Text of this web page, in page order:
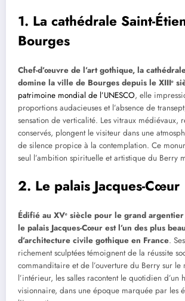
1. La cathédrale Saint-
Bourges
Chef-d’œuvre de l’art gothique, la
domine la ville de Bourges depuis le XIIIᵉ
patrimoine mondial de l’UNESCO, elle
proportions audacieuses et l’absence de
sensation de verticalité. Les vitraux médiévaux,
conservés, plongent le visiteur dans une
de silence propice à la contemplation. Ce
seul l’ambition spirituelle et artistique du Berry
2. Le palais Jacques-Cœur
Édifié au XVᵉ siècle pour le grand
le palais Jacques-Cœur est l’un des plus
d’architecture civile gothique en France.
richement sculptées témoignent de la réussite
commanditaire et de l’ouverture du Berry sur le
l’intérieur, les salles racontent le quotidien d’un
visionnaire, dans une époque marquée par les